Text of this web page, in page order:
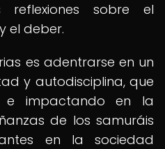
reflexiones sobre el
el deber.
es adentrarse en un
y autodisciplina, que
e impactando en la
de los samuráis
en la sociedad